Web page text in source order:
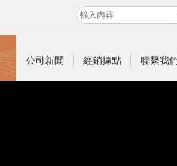
公司新聞 經銷據點 聯繫我們